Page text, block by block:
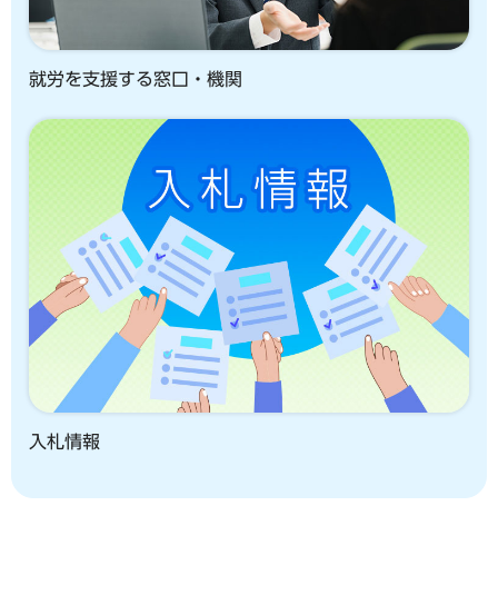
就労を支援する窓口・機関
入札情報